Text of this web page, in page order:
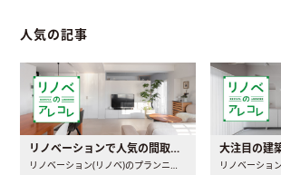
人気の記事
リノベーションで人気の間取りとは？トレンドの間取りと実例を徹底解説
リノベーション(リノベ)のプランニングで一番最初に決めるのは..